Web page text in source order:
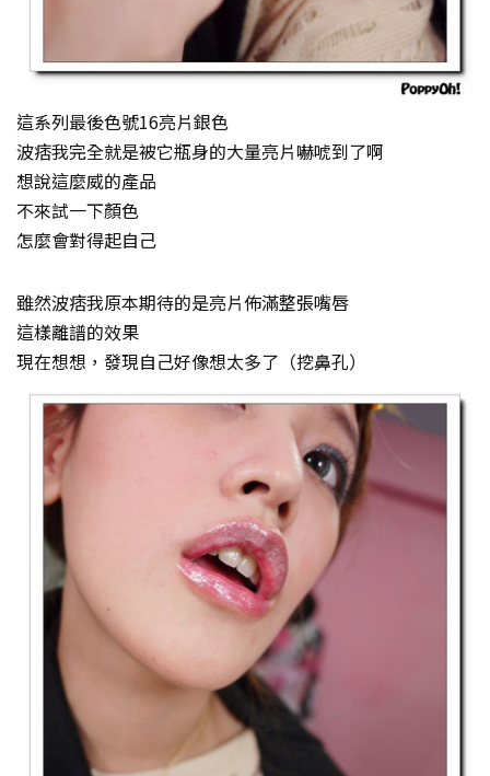
這系列最後色號16亮片銀色
波痞我完全就是被它瓶身的大量亮片嚇唬到了啊
想說這麼威的產品
不來試一下顏色
怎麼會對得起自己
雖然波痞我原本期待的是亮片佈滿整張嘴唇
這樣離譜的效果
現在想想，發現自己好像想太多了（挖鼻孔）